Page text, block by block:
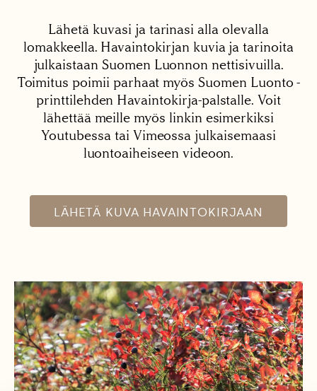
Lähetä kuvasi ja tarinasi alla olevalla
lomakkeella. Havaintokirjan kuvia ja tarinoita
julkaistaan Suomen Luonnon nettisivuilla.
Toimitus poimii parhaat myös Suomen Luonto -
printtilehden Havaintokirja-palstalle. Voit
lähettää meille myös linkin esimerkiksi
Youtubessa tai Vimeossa julkaisemaasi
luontoaiheiseen videoon.
LÄHETÄ KUVA HAVAINTOKIRJAAN